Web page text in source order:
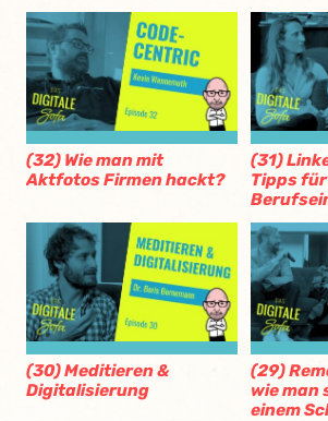
(32) Wie man mit
Aktfotos Firmen hackt?
(31)
Tipps
(30) Meditieren &
Digitalisierung
(29)
wie man
einem